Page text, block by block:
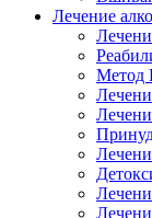
Лечение
Метод